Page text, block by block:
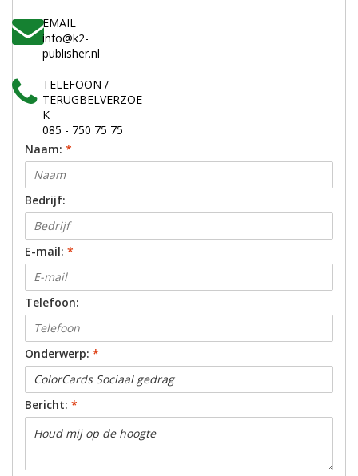
EMAIL
info@k2-
publisher.nl
TELEFOON /
TERUGBELVERZOE
K
085 - 750 75 75
Naam: *
Bedrijf:
E-mail: *
Telefoon:
Onderwerp: *
Bericht: *